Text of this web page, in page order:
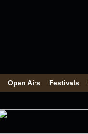
Open Airs Festivals